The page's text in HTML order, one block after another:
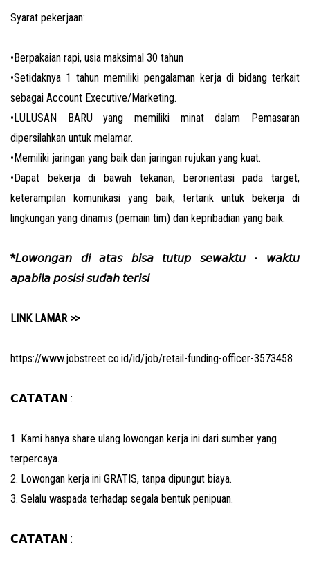
Syarat pekerjaan:
•Berpakaian rapi, usia maksimal 30 tahun
•Setidaknya 1 tahun memiliki pengalaman kerja di bidang terkait
sebagai Account Executive/Marketing.
•LULUSAN BARU yang memiliki minat dalam Pemasaran
dipersilahkan untuk melamar.
•Memiliki jaringan yang baik dan jaringan rujukan yang kuat.
•Dapat bekerja di bawah tekanan, berorientasi pada target,
keterampilan komunikasi yang baik, tertarik untuk bekerja di
lingkungan yang dinamis (pemain tim) dan kepribadian yang baik.
*𝘓𝘰𝘸𝘰𝘯𝘨𝘢𝘯 𝘥𝘪 𝘢𝘵𝘢𝘴 𝘣𝘪𝘴𝘢 𝘵𝘶𝘵𝘶𝘱 𝘴𝘦𝘸𝘢𝘬𝘵𝘶 - 𝘸𝘢𝘬𝘵𝘶
𝘢𝘱𝘢𝘣𝘪𝘭𝘢 𝘱𝘰𝘴𝘪𝘴𝘪 𝘴𝘶𝘥𝘢𝘩 𝘵𝘦𝘳𝘪𝘴𝘪
LINK LAMAR >>
https://www.jobstreet.co.id/id/job/retail-funding-officer-3573458
𝗖𝗔𝗧𝗔𝗧𝗔𝗡 :
1. Kami hanya share ulang lowongan kerja ini dari sumber yang
terpercaya.
2. Lowongan kerja ini GRATIS, tanpa dipungut biaya.
3. Selalu waspada terhadap segala bentuk penipuan.
𝗖𝗔𝗧𝗔𝗧𝗔𝗡 :